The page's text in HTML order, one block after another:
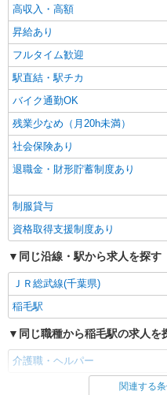
高収入・高額
昇給あり
フルタイム歓迎
駅直結・駅チカ
バイク通勤OK
残業少なめ（月20h未満）
社会保険あり
退職金・財形貯蓄制度あり
制服貸与
資格取得支援制度あり
同じ沿線・駅から求人を探す
ＪＲ総武線(千葉県)
稲毛駅
同じ職種から稲毛駅の求人を
介護職・ヘルパー
同じ雇用形態から稲毛駅の求
関連する